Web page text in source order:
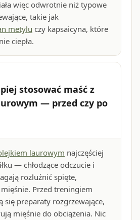
więc odwrotnie niż typowe
takie jak
metylu czy kapsaicyna, które
ciepła.
stosować maść z
— przed czy po
laurowym najczęściej
— chłodzące odczucie i
rozluźnić spięte,
Przed treningiem
się preparaty rozgrzewające,
mięśnie do obciążenia. Nic